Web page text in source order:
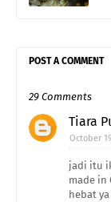
POST A COMMENT
29 Comments
Tiara
October
jadi itu
made in
hebat